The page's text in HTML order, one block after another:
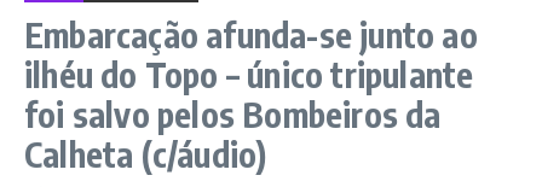
Embarcação afunda-se junto ao
ilhéu do Topo – único tripulante
foi salvo pelos Bombeiros da
Calheta (c/áudio)